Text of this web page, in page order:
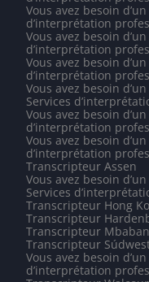
Vous avez besoin
d’interprétation
Vous avez besoin
d’interprétation
Vous avez besoin
d’interprétation
Vous avez besoin
Services
Vous avez besoin
d’interprétation
Vous avez besoin
d’interprétation
Transcripteur Assen
Vous avez besoin
Services
Transcripteur Hong
Transcripteur
Transcripteur
Transcripteur
Vous avez besoin
d’interprétation